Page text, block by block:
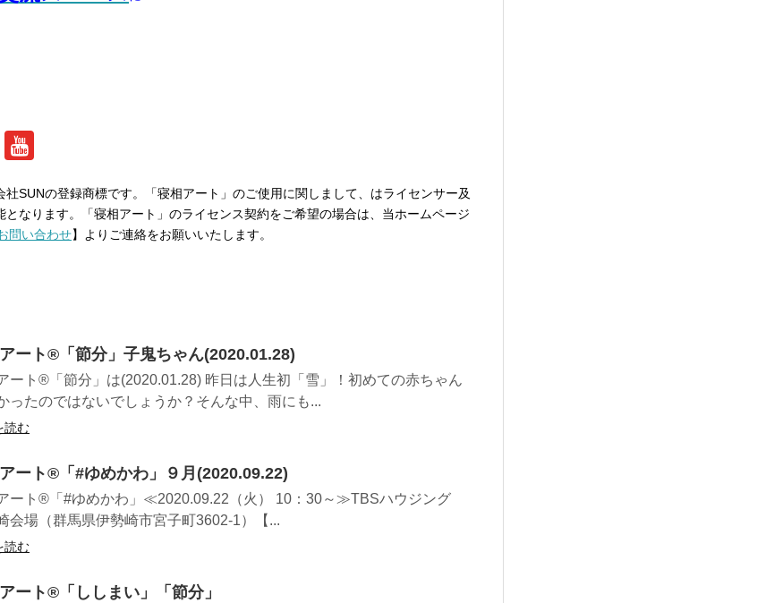
社SUNの登録商標です。「寝相アート」のご使用に関しまして、はライセンサー及
となります。「寝相アート」のライセンス契約をご希望の場合は、当ホームページ
問い合わせ】よりご連絡をお願いいたします。
ート®「節分」子鬼ちゃん(2020.01.28)
ート®「節分」は(2020.01.28) 昨日は人生初「雪」！初めての赤ちゃん
ったのではないでしょうか？そんな中、雨にも...
読む
ート®「#ゆめかわ」９月(2020.09.22)
ート®「#ゆめかわ」≪2020.09.22（火） 10：30～≫TBSハウジング
会場（群馬県伊勢崎市宮子町3602-1）【...
読む
ート®「ししまい」「節分」